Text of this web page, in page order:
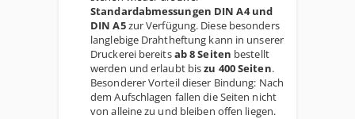
Standardabmessungen DIN A4 und
DIN A5zur Verfügung. Diese besonders
langlebige Drahtheftung kann in unserer
Druckerei bereitsab 8 Seiten bestellt
werden und erlaubt biszu 400 Seiten.
Besonderer Vorteil dieser Bindung: Nach
dem Aufschlagen fallen die Seiten nicht
von alleine zu und bleiben offen liegen.